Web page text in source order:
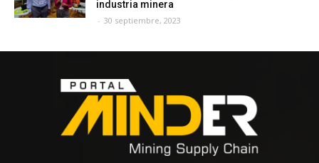
industria minera
- 30 septiembre, 2023